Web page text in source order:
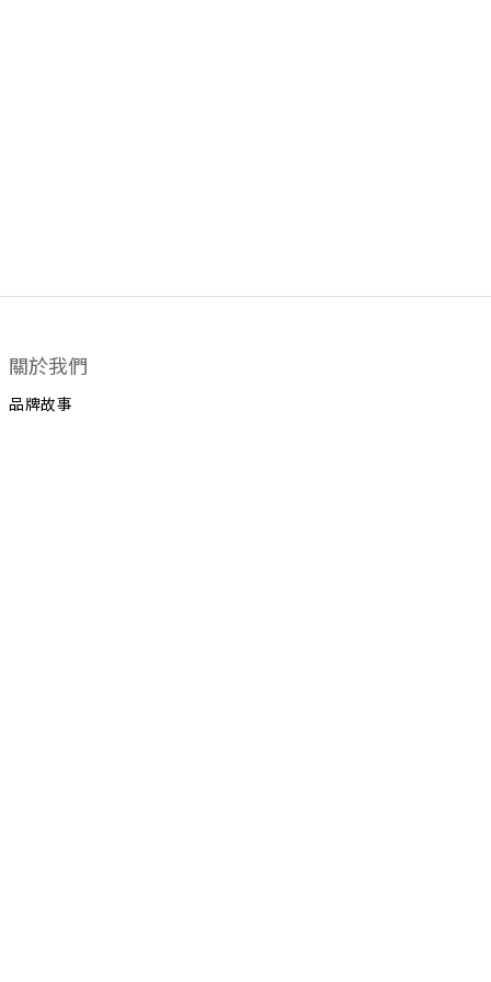
關於我們
品牌故事